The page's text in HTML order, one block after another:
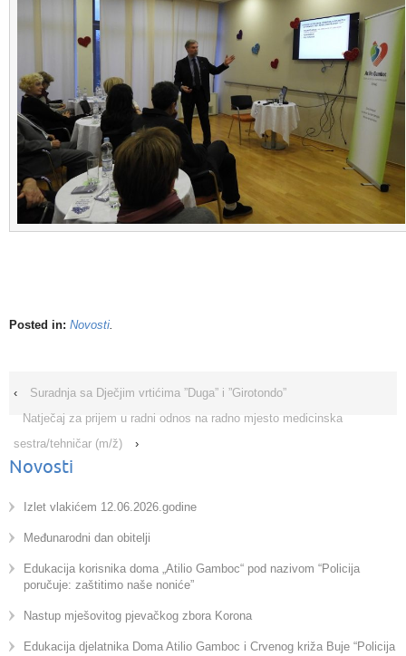
Posted in: Novosti
‹
Suradnja sa Dječjim vrtićima ”Duga” i ”Girotondo”
Natječaj za prijem u radni odnos na radno mjesto medicinska
sestra/tehničar (m/ž)
›
Novosti
Izlet vlakićem 12.06.2026.godine
Međunarodni dan obitelji
Edukacija korisnika doma „Atilio Gamboc“ pod nazivom “Policija
poručuje: zaštitimo naše noniće”
Nastup mješovitog pjevačkog zbora Korona
Edukacija djelatnika Doma Atilio Gamboc i Crvenog križa Buje “Policija